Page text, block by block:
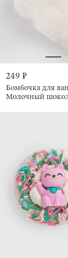
249 ₽
Бомбочка для
Молочный